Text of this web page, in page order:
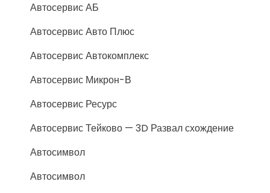
Автосервис АБ
Автосервис Авто Плюс
Автосервис Автокомплекс
Автосервис Микрон-В
Автосервис Ресурс
Автосервис Тейково — 3D Развал схождение
Автосимвол
Автосимвол